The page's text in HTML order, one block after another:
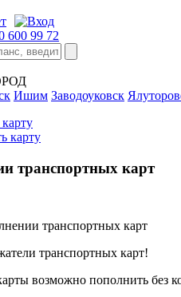
600 99 72
Ишим Заводоуковск
карту
транспортных карт
транспортных карт!
возможно пополнить без